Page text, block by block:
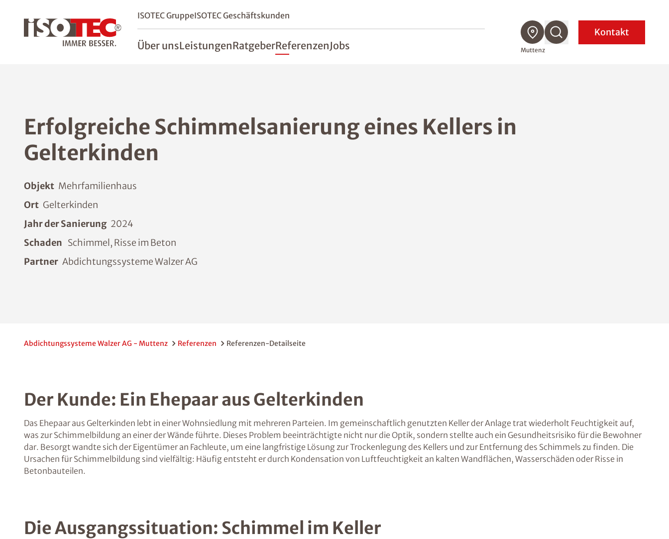
ISOTEC GruppeISOTEC Geschäftskunden
Über unsLeistungenRatgeberReferenzenJobs Muttenz
Kontakt
Erfolgreiche Schimmelsanierung eines Kellers in
Gelterkinden
Objekt Mehrfamilienhaus
Ort Gelterkinden
Jahr der Sanierung 2024
Schaden Schimmel, Risse im Beton
Partner Abdichtungssysteme Walzer AG
Abdichtungssysteme Walzer AG - Muttenz Referenzen Referenzen-Detailseite
Der Kunde: Ein Ehepaar aus Gelterkinden
Das Ehepaar aus Gelterkinden lebt in einer Wohnsiedlung mit mehreren Parteien. Im gemeinschaftlich genutzten Keller der Anlage trat wiederholt Feuchtigkeit auf,
was zur Schimmelbildung an einer der Wände führte. Dieses Problem beeinträchtigte nicht nur die Optik, sondern stellte auch ein Gesundheitsrisiko für die Bewohner
dar. Besorgt wandte sich der Eigentümer an Fachleute, um eine langfristige Lösung zur Trockenlegung des Kellers und zur Entfernung des Schimmels zu finden. Die
Ursachen für Schimmelbildung sind vielfältig: Häufig entsteht er durch Kondensation von Luftfeuchtigkeit an kalten Wandflächen, Wasserschäden oder Risse in
Betonbauteilen.
Die Ausgangssituation: Schimmel im Keller